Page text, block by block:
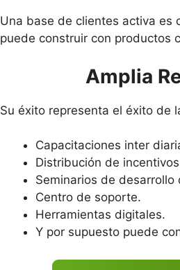
Una base de clientes activa es
puede construir con productos
Amplia
Su éxito representa el éxito de
Capacitaciones inter
Distribución de
Seminarios de desarrollo
Centro de soporte.
Herramientas digitales.
Y por supuesto puede